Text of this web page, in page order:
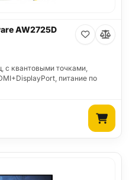
AW2725D
c квантовыми точками,
питание по